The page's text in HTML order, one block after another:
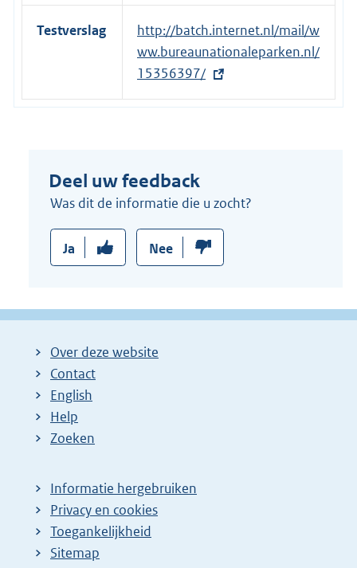
Testverslag
E
x
t
e
l
i
:
http://batch.internet.nl/mail/w
ww.bureaunationaleparken.nl/
15356397/
Deel uw feedback
Was dit de informatie die u zocht?
Ja Nee
Over deze website
Contact
English
Help
Zoeken
Informatie hergebruiken
Privacy en cookies
Toegankelijkheid
Sitemap